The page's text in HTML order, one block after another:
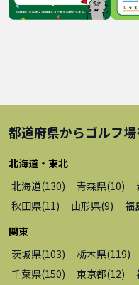
都道府県からゴルフ場
北海道・東北
北海道(130) 青森県(10)
秋田県(11 ) 山形県(9) 福
関東
茨城県(103) 栃木県(119)
千葉県(150) 東京都(12)